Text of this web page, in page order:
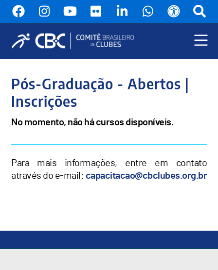
conteúdo
Principal
Pós-Graduação - Abertos |
Inscrições
No momento, não há cursos disponíveis.
Para mais informações, entre em contato
através do e-mail: capacitacao@cbclubes.org.br